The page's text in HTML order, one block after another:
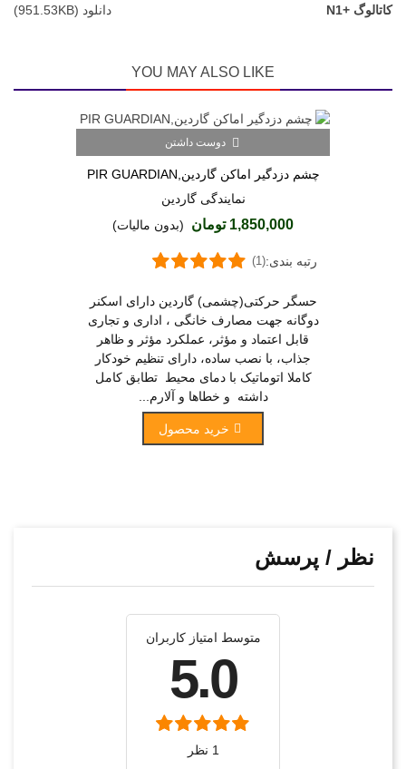
کاتالوگ +N1 دانلود (951.53KB)
YOU MAY ALSO LIKE
دوست داشتن
چشم دزدگیر اماکن گاردین,PIR GUARDIAN
نمایندگی گاردین
1,850,000 تومان (بدون مالیات)
رتبه بندی:(1)
حسگر حرکتی(چشمی) گاردین دارای اسکنر
دوگانه جهت مصارف خانگی ، اداری و تجاری
قابل اعتماد و مؤثر، عملکرد مؤثر و ظاهر
جذاب، با نصب ساده، دارای تنظیم خودکار
کاملا اتوماتیک با دمای محیط تطابق کامل
داشته و خطاها و آلارم...
خرید محصول
نظر / پرسش
متوسط امتیاز کاربران
5.0
1 نظر